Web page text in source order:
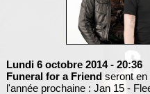
Lundi 6 octobre 2014 - 20:36
Funeral for a Friendseront en
l'année prochaine : Jan 15 -